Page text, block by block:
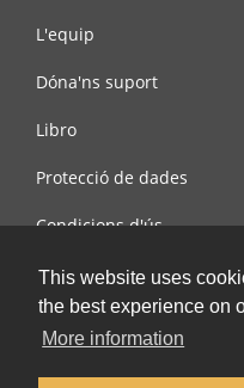
This website uses
the best experience on
More information
L'equip
Dóna'ns suport
Libro
Protecció de dades
Condicions d'ús
Contacta amb nosaltres